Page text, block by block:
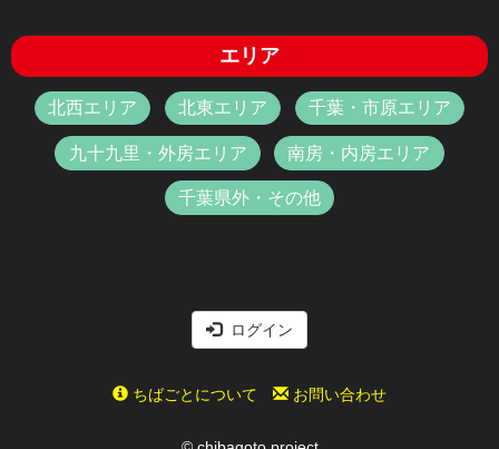
エリア
北西エリア 北東エリア 千葉・市原エリア
九十九里・外房エリア 南房・内房エリア
千葉県外・その他
ログイン
ちばごとについて お問い合わせ